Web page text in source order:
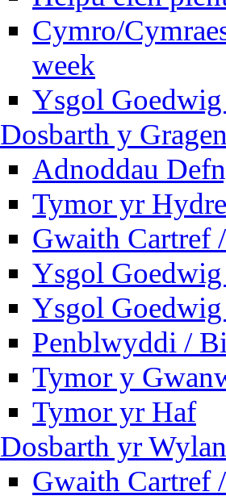
Cymro/
week
Ysgol
Dosbarth y
Adnoddau
Tymor yr
Gwaith Cartref
Ysgol
Ysgol
Penblwyddi /
Tymor y
Tymor yr Haf
Dosbarth yr
Gwaith Cartref